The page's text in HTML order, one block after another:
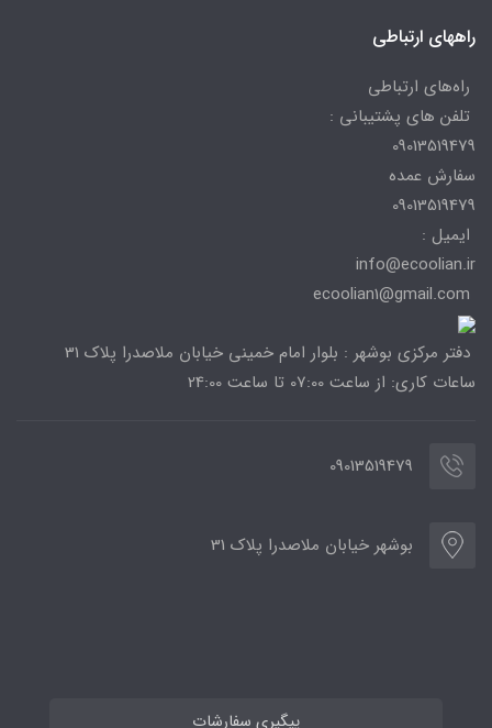
راههای ارتباطی
راه‌های ارتباطی
تلفن های پشتیبانی :
09013519479
سفارش عمده
09013519479
ایمیل :
info@ecoolian.ir
دفتر مرکزی بوشهر : بلوار امام خمینی خیابان ملاصدرا پلاک 31
ساعات کاری: از ساعت 07:00 تا ساعت 24:00
09013519479
بوشهر خیابان ملاصدرا پلاک 31
پیگیری سفارشات